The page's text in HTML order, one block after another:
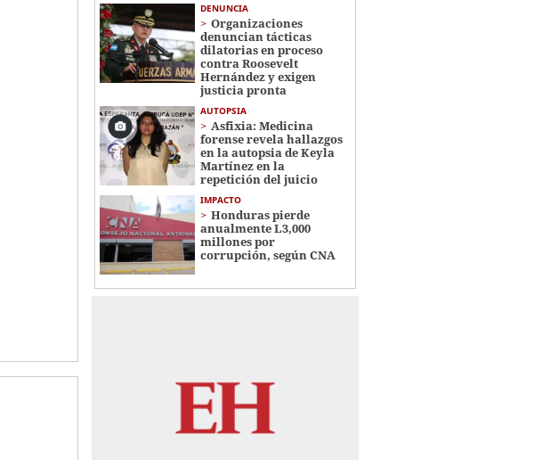
DENUNCIA
Organizaciones
denuncian tácticas
dilatorias en proceso
contra Roosevelt
Hernández y exigen
justicia pronta
AUTOPSIA
Asfixia: Medicina
forense revela hallazgos
en la autopsia de Keyla
Martínez en la
repetición del juicio
IMPACTO
Honduras pierde
anualmente L3,000
millones por
corrupción, según CNA